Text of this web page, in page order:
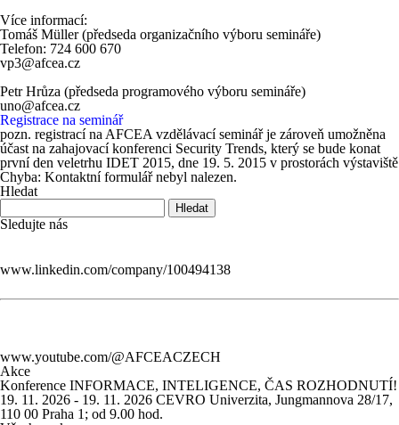
Více informací:
Tomáš Müller (předseda organizačního výboru semináře)
Telefon: 724 600 670
vp3@afcea.cz
Petr Hrůza (předseda programového výboru semináře)
uno@afcea.cz
Registrace na seminář
pozn. registrací na AFCEA vzdělávací seminář je zároveň umožněna
účast na zahajovací konferenci Security Trends, který se bude konat
první den veletrhu IDET 2015, dne 19. 5. 2015 v prostorách výstaviště
Chyba: Kontaktní formulář nebyl nalezen.
Hledat
Sledujte nás
www.linkedin.com/company/100494138
www.youtube.com/@AFCEACZECH
Akce
Konference INFORMACE, INTELIGENCE, ČAS ROZHODNUTÍ!
19. 11. 2026 - 19. 11. 2026 CEVRO Univerzita, Jungmannova 28/17,
110 00 Praha 1; od 9.00 hod.